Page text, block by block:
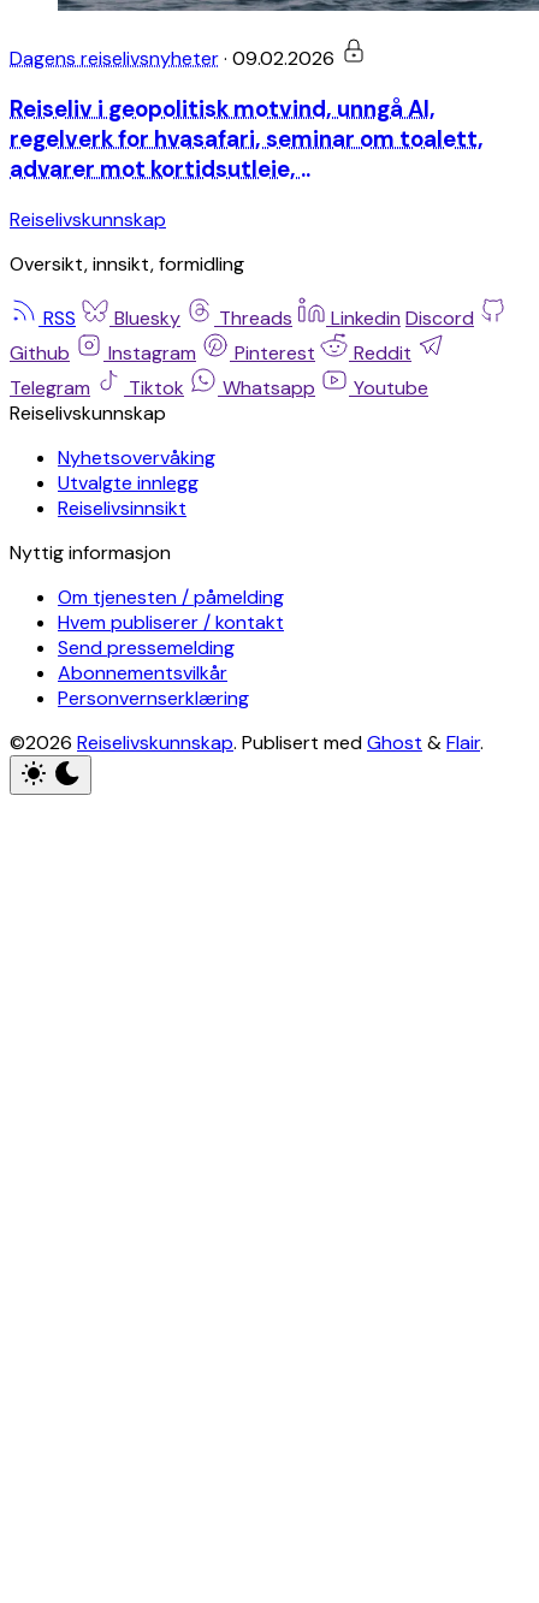
Dagens reiselivsnyheter· 09.02.2026
Reiseliv i geopolitisk motvind, unngå AI,
regelverk for hvasafari, seminar om toalett,
advarer mot kortidsutleie, ..
Reiselivskunnskap
Oversikt, innsikt, formidling
RSS Bluesky Threads Linkedin Discord
Github
Instagram Pinterest
Reddit
Telegram
Tiktok Whatsapp
Youtube
Reiselivskunnskap
Nyhetsovervåking
Utvalgte innlegg
Reiselivsinnsikt
Nyttig informasjon
Om tjenesten / påmelding
Hvem publiserer / kontakt
Send pressemelding
Abonnementsvilkår
Personvernserklæring
©2026 Reiselivskunnskap. Publisert medGhost &Flair.